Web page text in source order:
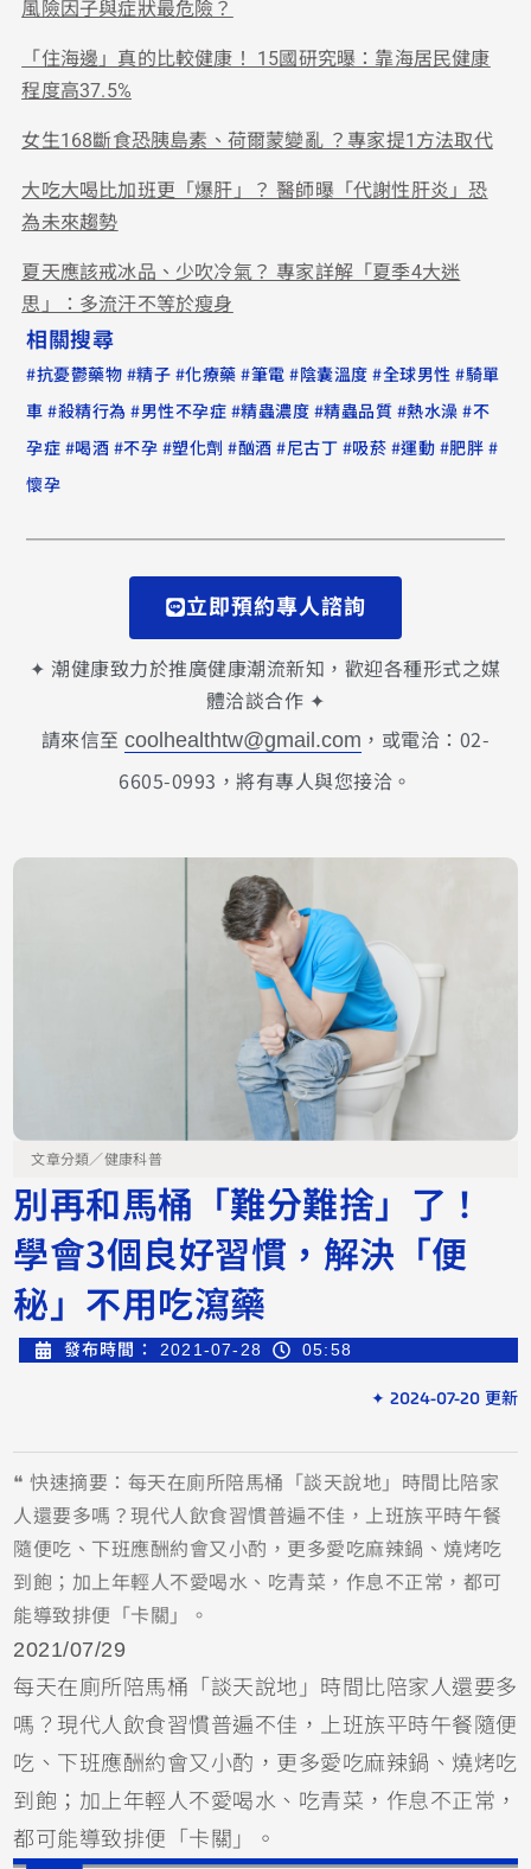
風險因子與症狀最危險？
「住海邊」真的比較健康！ 15國研究曝：靠海居民健康
程度高37.5%
女生168斷食恐胰島素、荷爾蒙變亂 ？專家提1方法取代
大吃大喝比加班更「爆肝」？ 醫師曝「代謝性肝炎」恐
為未來趨勢
夏天應該戒冰品、少吹冷氣？ 專家詳解「夏季4大迷
思」：多流汗不等於瘦身
相關搜尋
#抗憂鬱藥物 #精子 #化療藥 #筆電 #陰囊溫度 #全球男性 #騎單
車 #殺精行為 #男性不孕症 #精蟲濃度 #精蟲品質 #熱水澡 #不
孕症 #喝酒 #不孕 #塑化劑 #酗酒 #尼古丁 #吸菸 #運動 #肥胖 #
懷孕
立即預約專人諮詢
✦ 潮健康致力於推廣健康潮流新知，歡迎各種形式之媒
體洽談合作 ✦
請來信至coolhealthtw@gmail.com ，或電洽：02-
6605-0993，將有專人與您接洽。
文章分類／健康科普
別再和馬桶「難分難捨」了！
學會3個良好習慣，解決「便
秘」不用吃瀉藥
發布時間： 2021-07-28 05:58
✦ 2024-07-20 更新
❝ 快速摘要：每天在廁所陪馬桶「談天說地」時間比陪家
人還要多嗎？現代人飲食習慣普遍不佳，上班族平時午餐
隨便吃、下班應酬約會又小酌，更多愛吃麻辣鍋、燒烤吃
到飽；加上年輕人不愛喝水、吃青菜，作息不正常，都可
能導致排便「卡關」。
2021/07/29
每天在廁所陪馬桶「談天說地」時間比陪家人還要多
嗎？現代人飲食習慣普遍不佳，上班族平時午餐隨便
吃、下班應酬約會又小酌，更多愛吃麻辣鍋、燒烤吃
到飽；加上年輕人不愛喝水、吃青菜，作息不正常，
都可能導致排便「卡關」。